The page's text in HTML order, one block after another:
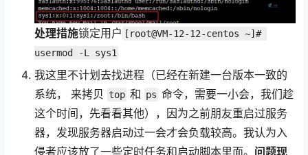
处理措施锁定用户 [root@VM-12-12-centos ~]#
usermod -L sys1
我这里不计划去找进程（已经在新建一台版本一致的
系统， 来拷贝 top 和 ps 命令，需要一小会，我们趁
这个时间，先看看其他），因为之前朋友重启过服务
器，发现服务器启动过一会才会负载较高。我认为入
侵者应该放了一些定时任务和启动脚本里面。 问题现